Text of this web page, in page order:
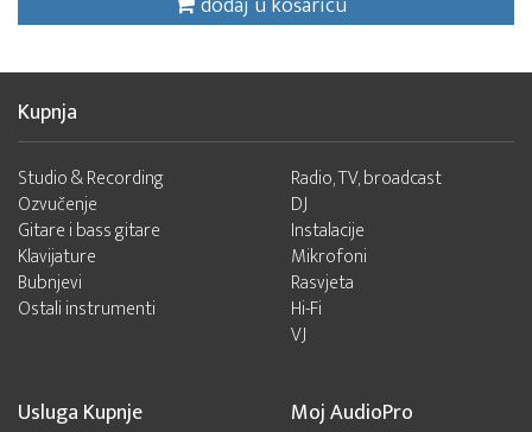
Kupnja
Studio & Recording
Ozvučenje
Gitare i bass gitare
Klavijature
Bubnjevi
Ostali instrumenti
Radio, TV, broadcast
DJ
Instalacije
Mikrofoni
Rasvjeta
Hi-Fi
VJ
Usluga Kupnje Moj AudioPro